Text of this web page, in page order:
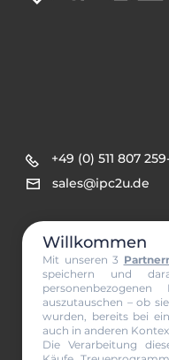
+49 (0) 511 807
sales@ipc2u.de
Willkommen
Mit unseren 3
speichern und
auszutauschen – ob
wurden, bereits bei
auch in anderen
Die Verarbeitung